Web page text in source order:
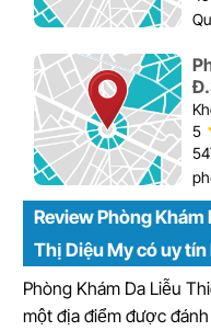
5
Review Phòng Khám
Thị Diệu My có uy
Phòng Khám Da Liễu
một địa điểm được